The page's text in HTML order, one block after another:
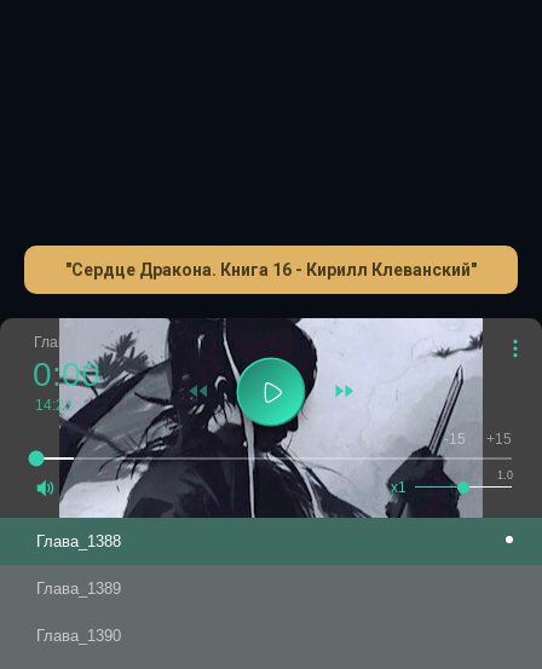
"Сердце Дракона. Книга 16 - Кирилл Клеванский"
Глава_1388
0:00
14:22
1.0
x1
-15 +15
Глава_1388
Глава_1389
Глава_1390